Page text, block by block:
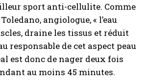
sport anti-cellulite. Comme
angiologue, « l’eau
draine les tissus et réduit
responsable de cet aspect peau
est donc de nager deux fois
au moins 45 minutes.